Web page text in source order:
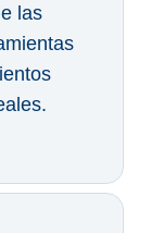
las